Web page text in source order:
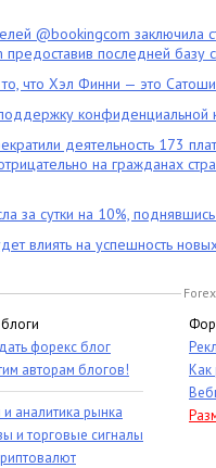
@bookingcom заключила
последней базу
что Хэл Финни — это
конфиденциальной
деятельность 173
на гражданах
за сутки на 10%,
влиять на успешность
форекс блог
авторам блогов!
аналитика рынка
и торговые сигналы
Как